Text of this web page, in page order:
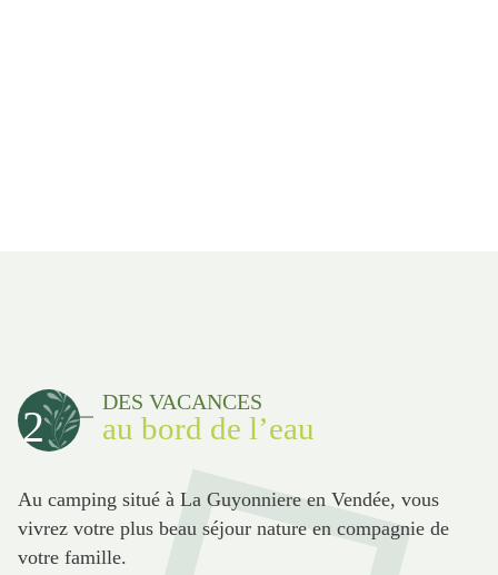
2 DES VACANCES
au bord de l’eau
Au camping situé à La Guyonniere en Vendée, vous
vivrez votre plus beau séjour nature en compagnie de
votre famille.